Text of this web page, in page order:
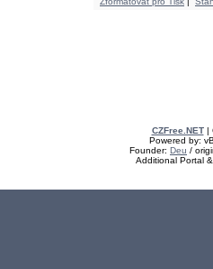
CZFree.NET|
Powered by:
Founder: Deu /
Additional Portal